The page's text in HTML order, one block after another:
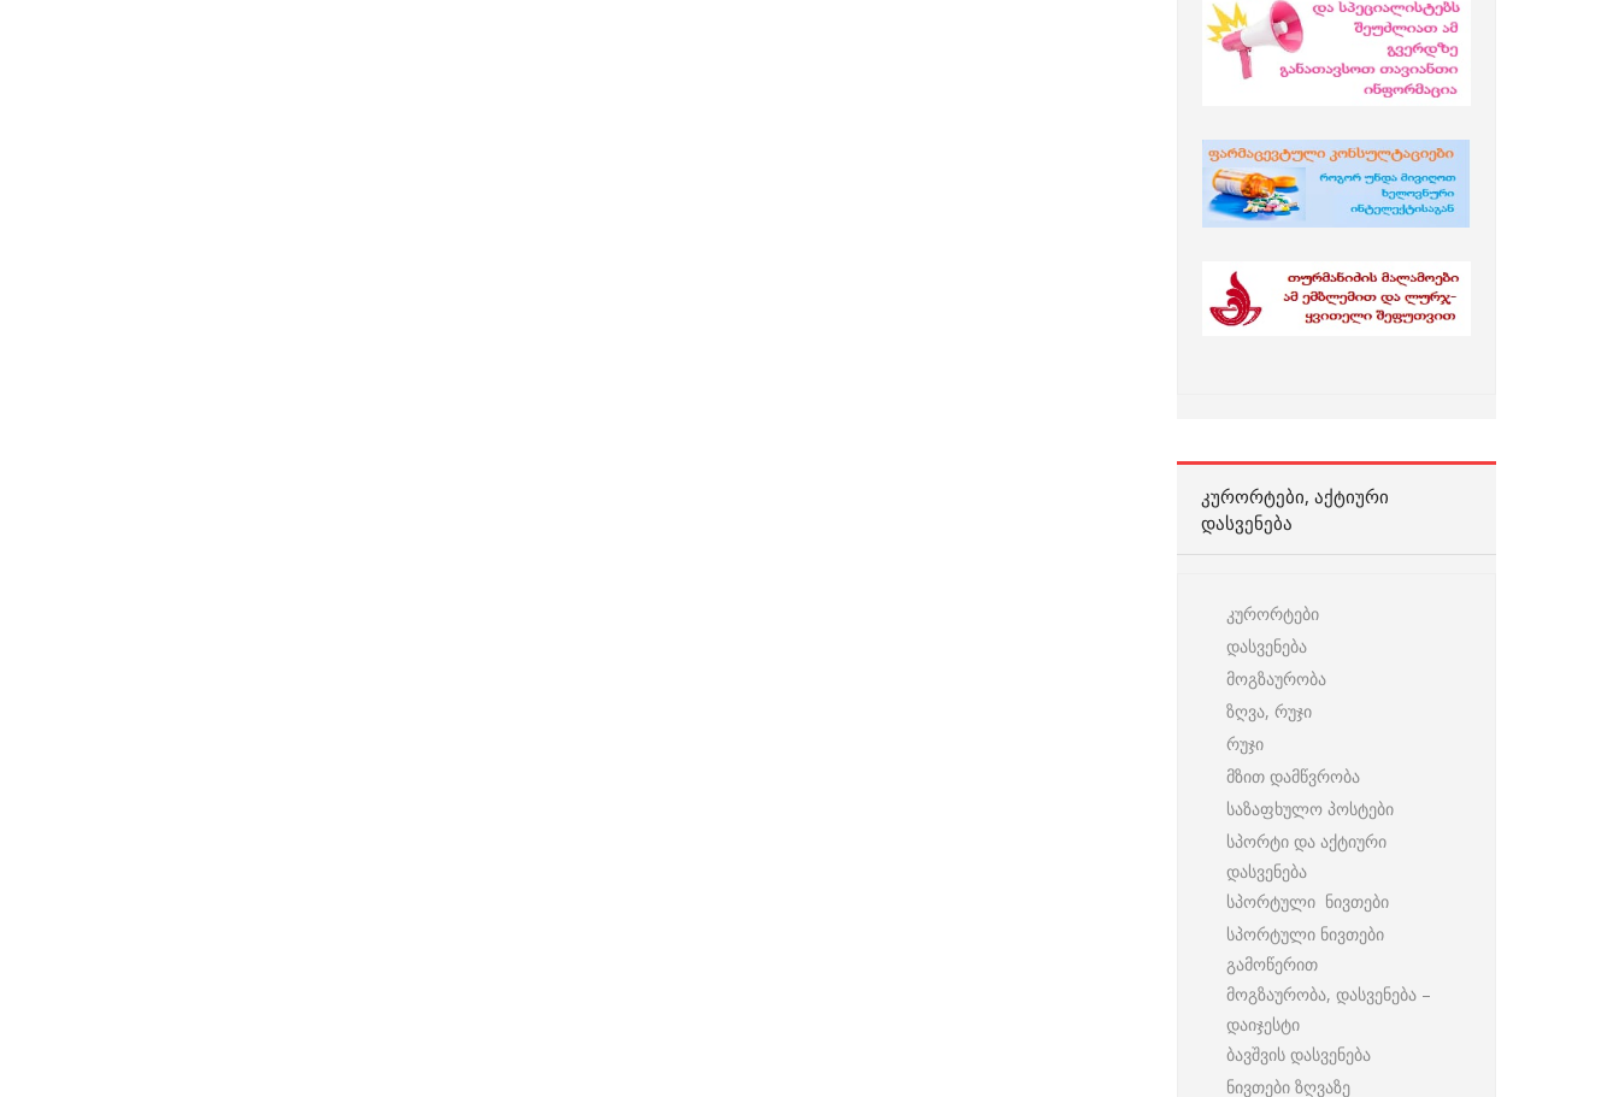
ᲙᲣᲠᲝᲠᲢᲔᲑᲘ, ᲐᲥᲢᲘᲣᲠᲘ
ᲓᲐᲡᲕᲔᲜᲔᲑᲐ
კურორტები
დასვენება
მოგზაურობა
ზღვა, რუჯი
რუჯი
მზით დამწვრობა
საზაფხულო პოსტები
სპორტი და აქტიური
დასვენება
სპორტული ნივთები
სპორტული ნივთები
გამოწერით
მოგზაურობა, დასვენება –
დაიჯესტი
ბავშვის დასვენება
ნივთები ზღვაზე